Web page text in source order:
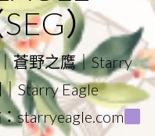
）
蒼野之鷹｜Starry
Starry Eagle
starryeagle.com